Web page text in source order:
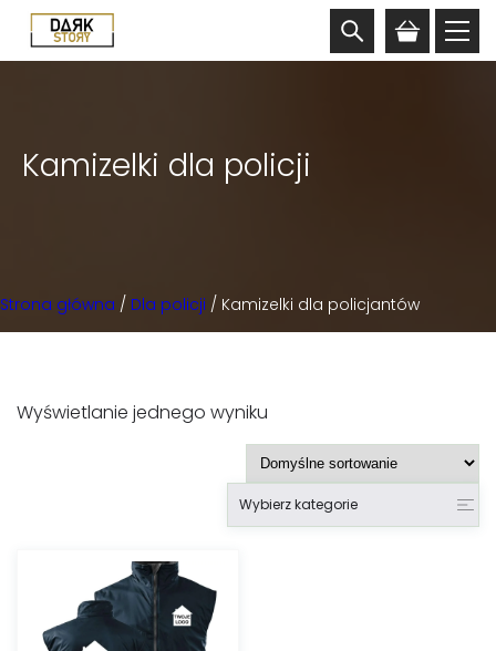
Kamizelki dla policji
Strona główna / Dla policji / Kamizelki dla policjantów
Wyświetlanie jednego wyniku
Wybierz kategorie